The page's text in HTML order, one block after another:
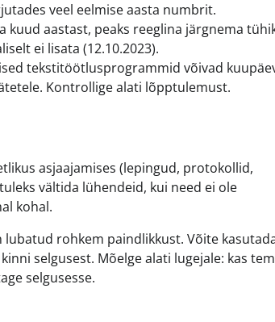
veel eelmise aasta numbrit.
aastast, peaks reeglina järgnema
ei lisata (12.10.2023).
tekstitöötlusprogrammid võivad
Kontrollige alati lõpptulemust.
asjaajamises (lepingud, protokollid,
vältida lühendeid, kui need ei ole
kohal.
rohkem paindlikkust. Võite
selgusest. Mõelge alati lugejale: kas
selgusesse.